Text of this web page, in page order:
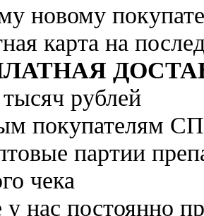
новому
карта на
рублей
покупателям
партии
чека
у нас постоянно